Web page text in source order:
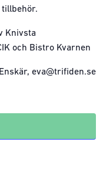
Knivsta
och Bistro Kvarnen
eva@trifiden.se